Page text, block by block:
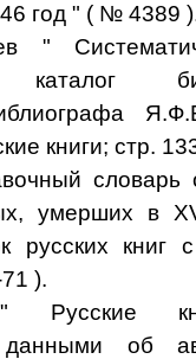
год " ( № 4389
"
каталог
книги; стр.
словарь
умерших в
русских книг
).
" Русские
данными об